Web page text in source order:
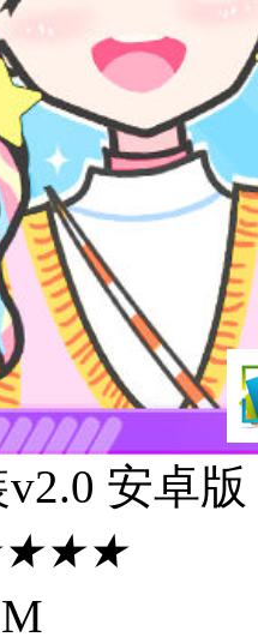
安卓版